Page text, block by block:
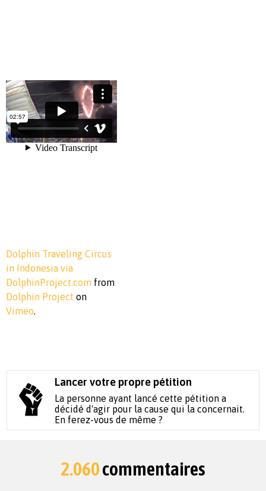
Dolphin Traveling Circus
in Indonesia via
DolphinProject.com from
Dolphin Project on
Vimeo.
Lancer votre propre pétition
La personne ayant lancé cette pétition a
décidé d'agir pour la cause qui la concernait.
En ferez-vous de même ?
2.060commentaires